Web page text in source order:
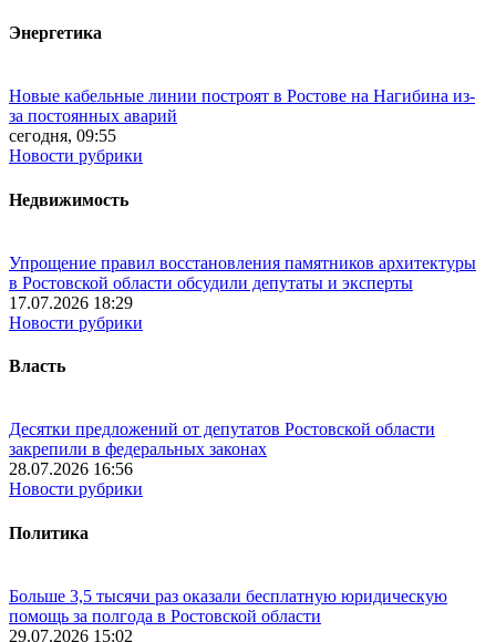
Энергетика
Новые кабельные линии построят в Ростове на Нагибина из-
за постоянных аварий
сегодня, 09:55
Новости рубрики
Недвижимость
Упрощение правил восстановления памятников архитектуры
в Ростовской области обсудили депутаты и эксперты
17.07.2026 18:29
Новости рубрики
Власть
Десятки предложений от депутатов Ростовской области
закрепили в федеральных законах
28.07.2026 16:56
Новости рубрики
Политика
Больше 3,5 тысячи раз оказали бесплатную юридическую
помощь за полгода в Ростовской области
29.07.2026 15:02